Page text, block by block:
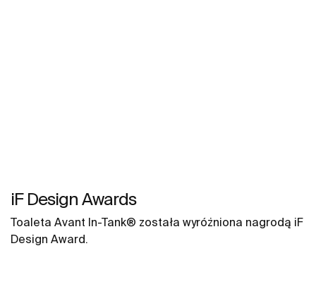
iF Design Awards
Toaleta Avant In-Tank® została wyróżniona nagrodą iF
Design Award.